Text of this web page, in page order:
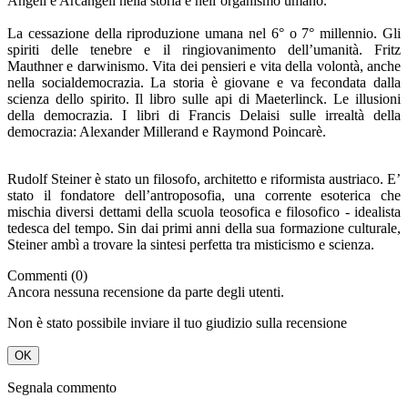
La cessazione della riproduzione umana nel 6° o 7° millennio. Gli
spiriti delle tenebre e il ringiovanimento dell’umanità. Fritz
Mauthner e darwinismo. Vita dei pensieri e vita della volontà, anche
nella socialdemocrazia. La storia è giovane e va fecondata dalla
scienza dello spirito. Il libro sulle api di Maeterlinck. Le illusioni
della democrazia. I libri di Francis Delaisi sulle irrealtà della
democrazia: Alexander Millerand e Raymond Poincarè.
Rudolf Steiner è stato un filosofo, architetto e riformista austriaco. E’
stato il fondatore dell’antroposofia, una corrente esoterica che
mischia diversi dettami della scuola teosofica e filosofico - idealista
tedesca del tempo. Sin dai primi anni della sua formazione culturale,
Steiner ambì a trovare la sintesi perfetta tra misticismo e scienza.
Commenti (0)
Ancora nessuna recensione da parte degli utenti.
Non è stato possibile inviare il tuo giudizio sulla recensione
OK
Segnala commento